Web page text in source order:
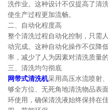
洗作业。这种设计不仅提高了清
使生产过程更加流畅。
二、自动化程度高
整个清洗过程自动化控制，只需
动完成。这种自动化操作不仅降
率，减少了人为因素对清洗质量的
三、清洗均匀彻底
网带式清洗机采用高压水流喷射
够全方位、无死角地清洗物品表
环使用，确保清洗液始终保持在